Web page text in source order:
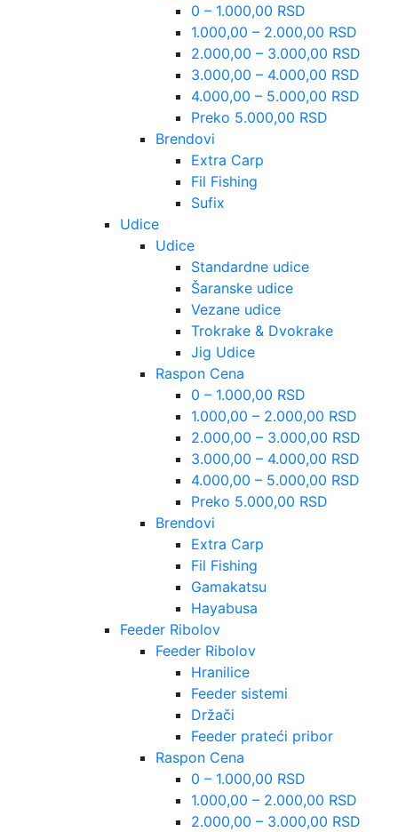
0 – 1.000,00 RSD
1.000,00 – 2.000,00 RSD
2.000,00 – 3.000,00 RSD
3.000,00 – 4.000,00 RSD
4.000,00 – 5.000,00 RSD
Preko 5.000,00 RSD
Brendovi
Extra Carp
Fil Fishing
Sufix
Udice
Udice
Standardne udice
Šaranske udice
Vezane udice
Trokrake & Dvokrake
Jig Udice
Raspon Cena
0 – 1.000,00 RSD
1.000,00 – 2.000,00 RSD
2.000,00 – 3.000,00 RSD
3.000,00 – 4.000,00 RSD
4.000,00 – 5.000,00 RSD
Preko 5.000,00 RSD
Brendovi
Extra Carp
Fil Fishing
Gamakatsu
Hayabusa
Feeder Ribolov
Feeder Ribolov
Hranilice
Feeder sistemi
Držači
Feeder prateći pribor
Raspon Cena
0 – 1.000,00 RSD
1.000,00 – 2.000,00 RSD
2.000,00 – 3.000,00 RSD